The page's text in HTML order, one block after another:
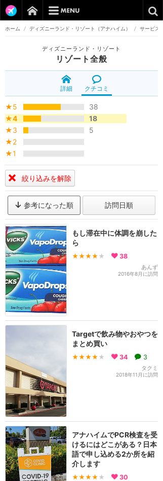
ホーム / ディズニーランド・リゾート（アナハイム） / サービス
ディズニーランド・リゾート
リゾート全般
詳細 クチコミ
★5
38
★4
18
★3
5
★2
★1
絞り込みを解除
参考になった順 訪問日順
もし滞在中に体調を崩した
ら
★★★★ ★ 38
あんず
2016年8月に訪問
Targetで飲み物やおやつを
まとめ買い
★★★★ ★ 34 3
タクミ
2018年11月に訪問
アナハイムでPCR検査を受
けるにはどこがある？日本
語で申し込める2か所を紹
介します
★★★★ ★ 30